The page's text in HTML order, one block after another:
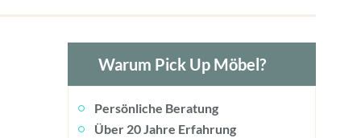
Warum Pick Up Möbel?
Persönliche Beratung
Über 20 Jahre Erfahrung